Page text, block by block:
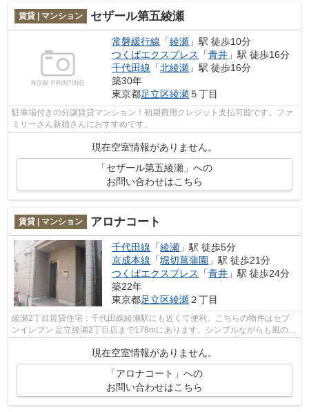
賃貸 | マンション セザール第五綾瀬
常磐緩行線 「綾瀬 」駅 徒歩10分
つくばエクスプレス
「青井 」駅 徒歩16分
千代田線 「北綾瀬 」駅 徒歩16分
築30年
東京都足立区綾瀬５丁目
駐車場付きの分譲賃貸マンション！初期費用クレジット支払可能です。ファ
ミリーさん新婚さんにおすすめです。
現在空室情報がありません。
「セザール第五綾瀬」への
お問い合わせはこちら
賃貸 | マンション アロナコート
千代田線 「綾瀬 」駅 徒歩5分
京成本線 「堀切菖蒲園 」駅 徒歩21分
つくばエクスプレス
「青井 」駅 徒歩24分
築22年
東京都足立区綾瀬２丁目
綾瀬2丁目賃貸住宅：千代田線綾瀬駅にも近くて便利。こちらの物件はセブ
ンイレブン 足立綾瀬2丁目店まで178mにあります。シンプルながらも風の通
現在空室情報がありません。
「アロナコート」への
お問い合わせはこちら